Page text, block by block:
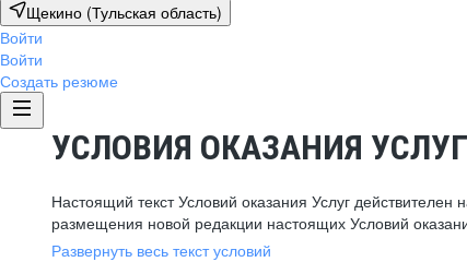
Щекино (Тульская область)
Войти
Войти
Создать резюме
УСЛОВИЯ ОКАЗАНИЯ УСЛУГ
Настоящий текст Условий оказания Услуг
размещения новой редакции настоящих Условий
Развернуть весь текст условий